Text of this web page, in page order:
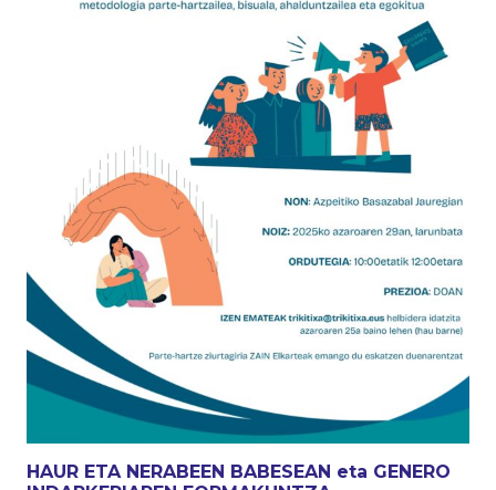
HAUR ETA NERABEEN BABESEAN eta GENERO